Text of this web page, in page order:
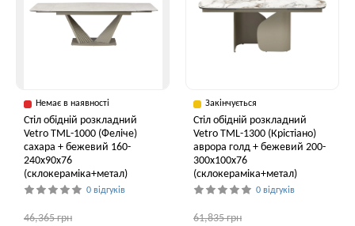
Немає в наявності
Стіл обідній розкладний
Vetro ТМL-1000 (Феліче)
сахара + бежевий 160-
240x90x76
(склокераміка+метал)
0 відгуків
46,365 грн
Закінчується
Стіл обідній розкладний
Vetro TML-1300 (Крістіано)
аврора голд + бежевий 200-
300x100x76
(склокераміка+метал)
0 відгуків
61,835 грн